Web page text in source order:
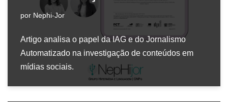
por Nephi-Jor
Artigo analisa o papel da IAG e do Jornalismo
Automatizado na investigação de conteúdos em
mídias sociais.